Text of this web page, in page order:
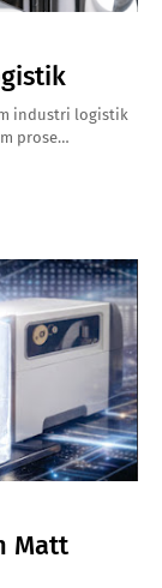
industri logistik
prose…
Matt